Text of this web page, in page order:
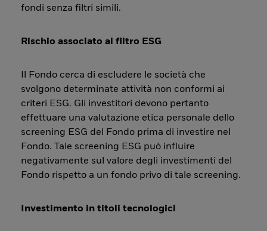
fondi senza filtri simili.
Rischio associato al filtro ESG
Il Fondo cerca di escludere le società che
svolgono determinate attività non conformi ai
criteri ESG. Gli investitori devono pertanto
effettuare una valutazione etica personale dello
screening ESG del Fondo prima di investire nel
Fondo. Tale screening ESG può influire
negativamente sul valore degli investimenti del
Fondo rispetto a un fondo privo di tale screening.
Investimento in titoli tecnologici